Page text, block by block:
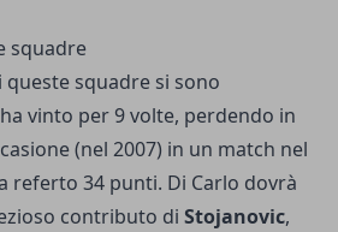
squadre
queste squadre si sono
vinto per 9 volte, perdendo in
(nel 2007) in un match nel
referto 34 punti. Di Carlo dovrà
contributo di Stojanovic,